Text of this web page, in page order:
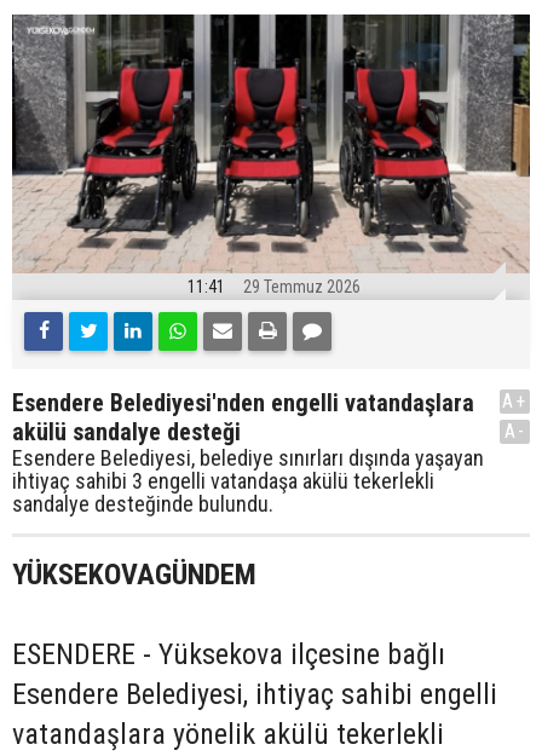
11:41 29 Temmuz 2026
Esendere Belediyesi'nden engelli vatandaşlara
akülü sandalye desteği
Esendere Belediyesi, belediye sınırları dışında yaşayan
ihtiyaç sahibi 3 engelli vatandaşa akülü tekerlekli
sandalye desteğinde bulundu.
A+
A-
YÜKSEKOVAGÜNDEM
ESENDERE - Yüksekova ilçesine bağlı
Esendere Belediyesi, ihtiyaç sahibi engelli
vatandaşlara yönelik akülü tekerlekli